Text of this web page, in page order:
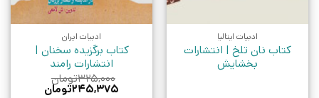
ادبیات ایتالیا
کتاب نان تلخ | انتشارات
بخشایش
ادبیات ایران
کتاب برگزیده سخنان |
انتشارات رامند
۳۲۵,۰۰۰تومان
قیمت
۲۴۵,۳۷۵تومان